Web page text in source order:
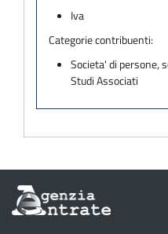
Iva
Categorie contribuenti:
Societa' di persone,
Studi Associati
Informazioni
sul